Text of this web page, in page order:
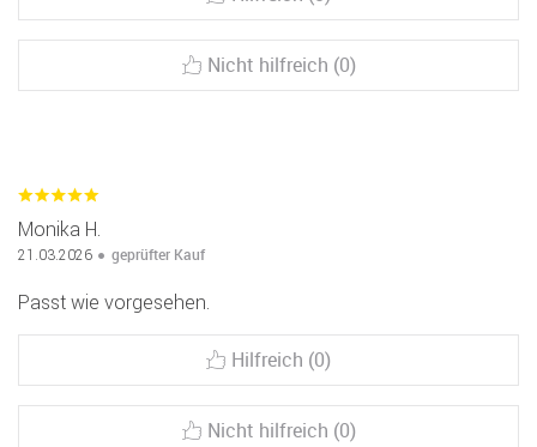
Nicht hilfreich (0)
Monika H.
21.03.2026 geprüfter Kauf
Passt wie vorgesehen.
Hilfreich (0)
Nicht hilfreich (0)